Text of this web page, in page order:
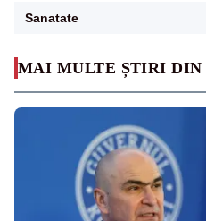
MAI MULTE ȘTIRI DIN
Sanatate